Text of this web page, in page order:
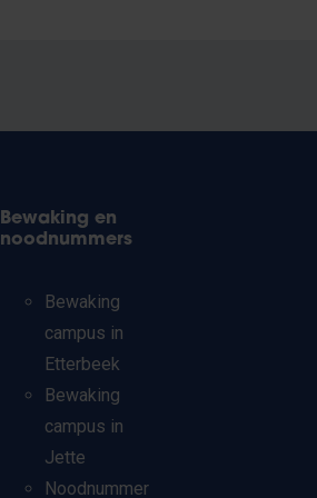
Bewaking en
noodnummers
Bewaking
campus in
Etterbeek
Bewaking
campus in
Jette
Noodnummer